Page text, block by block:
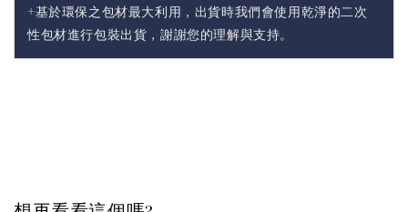
+基於環保之包材最大利用，出貨時我們會使用乾淨的二次
性包材進行包裝出貨，謝謝您的理解與支持。